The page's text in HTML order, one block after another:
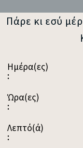
Πάρε κι εσύ
Ημέρα(ες)
:
Ώρα(ες)
:
Λεπτό(ά)
: